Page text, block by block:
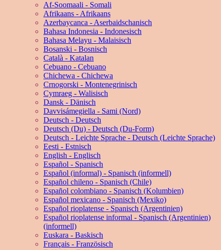
Af-Soomaali - Somali
Afrikaans - Afrikaans
Azerbaycanca - Aserbaidschanisch
Bahasa Indonesia - Indonesisch
Bahasa Melayu - Malaisisch
Bosanski - Bosnisch
Català - Katalan
Cebuano - Cebuano
Chichewa - Chichewa
Crnogorski - Montenegrinisch
Cymraeg - Walisisch
Dansk - Dänisch
Davvisámegiella - Sami (Nord)
Deutsch - Deutsch
Deutsch (Du) - Deutsch (Du-Form)
Deutsch - Leichte Sprache - Deutsch (Leichte Sprache)
Eesti - Estnisch
English - Englisch
Español - Spanisch
Español (informal) - Spanisch (informell)
Español chileno - Spanisch (Chile)
Español colombiano - Spanisch (Kolumbien)
Español mexicano - Spanisch (Mexiko)
Español rioplatense - Spanisch (Argentinien)
Español rioplatense informal - Spanisch (Argentinien)
(informell)
Euskara - Baskisch
Français - Französisch